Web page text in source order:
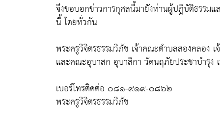
จึงขอบอกข่าวการกุศลนี้มายังท่านผู้ปฏิบัติธรรม
นี้ โดยทั่วกัน
พระครูวิจิตรธรรมวิภัช เจ้าคณะตำบลสองคลอง
และคณะอุบาสก อุบาสิกา วัดนฤภัยประชาบำรุง
เบอร์โทรติดต่อ ๐๘๑-๙๑๙-๐๘๖๒
พระครูวิจิตรธรรมวิภัช